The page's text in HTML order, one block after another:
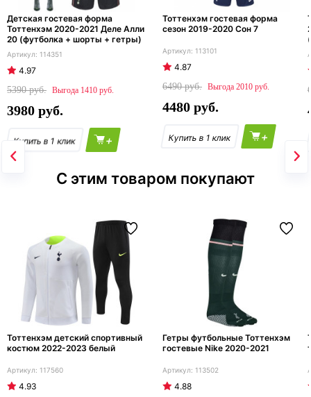
Детская гостевая форма
Тоттенхэм 2020-2021 Деле Алли
20 (футболка + шорты + гетры)
114351
4.97
5390
1410
3980
+
Тоттенхэм гостевая форма
сезон 2019-2020 Сон 7
113101
4.87
6490
2010
4480
+
С этим товаром покупают
Тоттенхэм детский спортивный
костюм 2022-2023 белый
117560
4.93
Гетры футбольные Тоттенхэм
гостевые Nike 2020-2021
113502
4.88